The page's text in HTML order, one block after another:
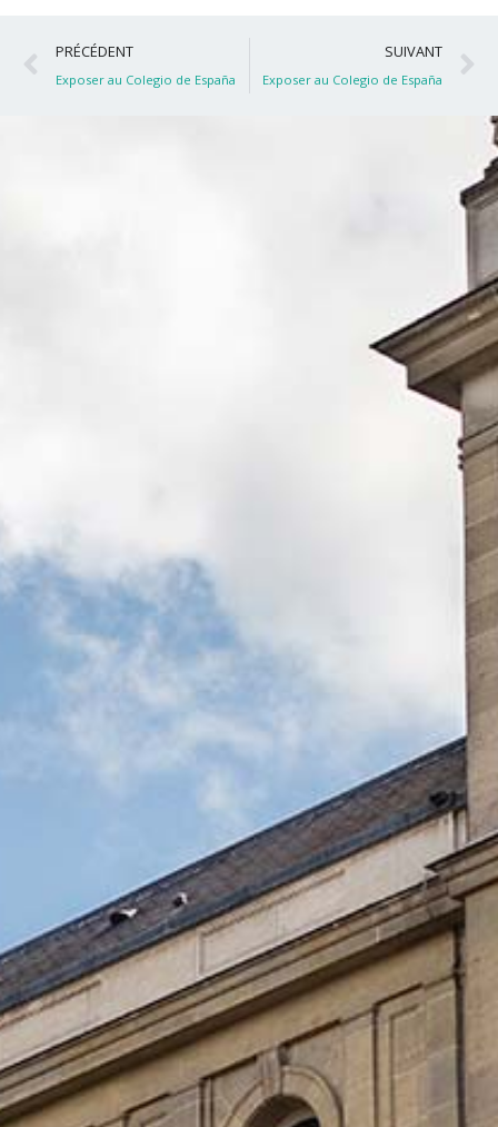
Précédent
PRÉCÉDENT
Exposer au Colegio de España
SUIVANT
Exposer au Colegio de España